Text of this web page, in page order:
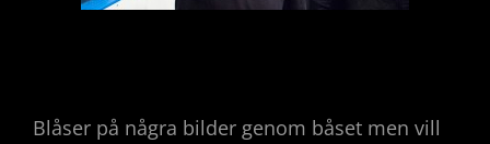
Blåser på några bilder genom båset men vill